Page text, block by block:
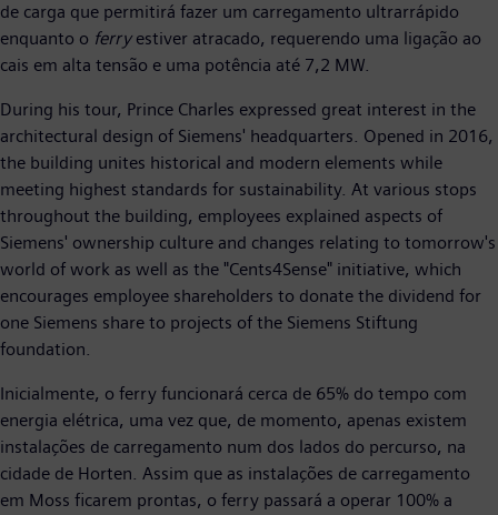
de carga que permitirá fazer um carregamento ultrarrápido
enquanto o ferryestiver atracado, requerendo uma ligação ao
cais em alta tensão e uma potência até 7,2 MW.
During his tour, Prince Charles expressed great interest in the
architectural design of Siemens' headquarters. Opened in 2016,
the building unites historical and modern elements while
meeting highest standards for sustainability. At various stops
throughout the building, employees explained aspects of
Siemens' ownership culture and changes relating to tomorrow's
world of work as well as the "Cents4Sense" initiative, which
encourages employee shareholders to donate the dividend for
one Siemens share to projects of the Siemens Stiftung
foundation.
Inicialmente, o ferry funcionará cerca de 65% do tempo com
energia elétrica, uma vez que, de momento, apenas existem
instalações de carregamento num dos lados do percurso, na
cidade de Horten. Assim que as instalações de carregamento
em Moss ficarem prontas, o ferry passará a operar 100% a